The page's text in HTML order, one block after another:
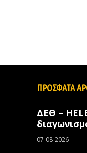
ΠΡΟΣΦΑΤΑ
ΔΕΘ –
07-08-2026